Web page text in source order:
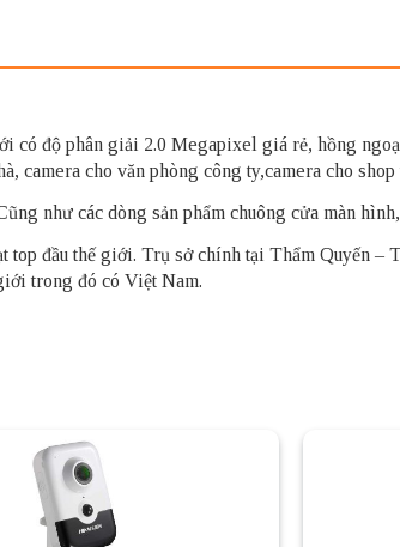
có độ phân giải 2.0 Megapixel giá rẻ, hồng
cho văn phòng công ty,camera cho
như các dòng sản phẩm chuông cửa màn
top đầu thế giới. Trụ sở chính tại Thẩm Quyến –
trong đó có Việt Nam.